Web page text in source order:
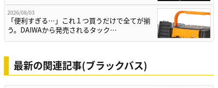
2026/08/03
「便利すぎる…」これ１つ買うだけで全てが揃
う。DAIWAから発売されるタック…
最新の関連記事(ブラックバス)